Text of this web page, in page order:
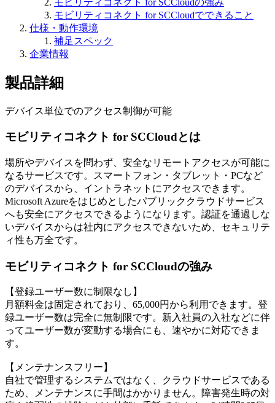
モビリティコネクト for SCCloudでできること
仕様・動作環境
補足スペック
企業情報
製品詳細
デバイス単位でのアクセス制御が可能
モビリティコネクト for SCCloudとは
場所やデバイスを問わず、安全なリモートアクセスが可能に
なるサービスです。スマートフォン・タブレット・PCなど
のデバイスから、イントラネットにアクセスできます。
Microsoft Azureをはじめとしたパブリッククラウドサービス
へも安全にアクセスできるようになります。認証を通過しな
いデバイスからは社内にアクセスできないため、セキュリテ
ィ性も万全です。
モビリティコネクト for SCCloudの強み
【登録ユーザー数に制限なし】
月額料金は固定されており、65,000円から利用できます。登
録ユーザー数は完全に無制限です。新入社員の入社などに伴
ってユーザー数が変動する場合にも、速やかに対応できま
す。
【メンテナンスフリー】
自社で管理するシステムではなく、クラウドサービスである
ため、メンテナンスに手間はかかりません。障害発生時の対